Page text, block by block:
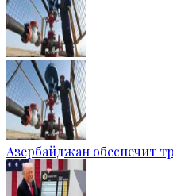
Азербайджан обеспечит